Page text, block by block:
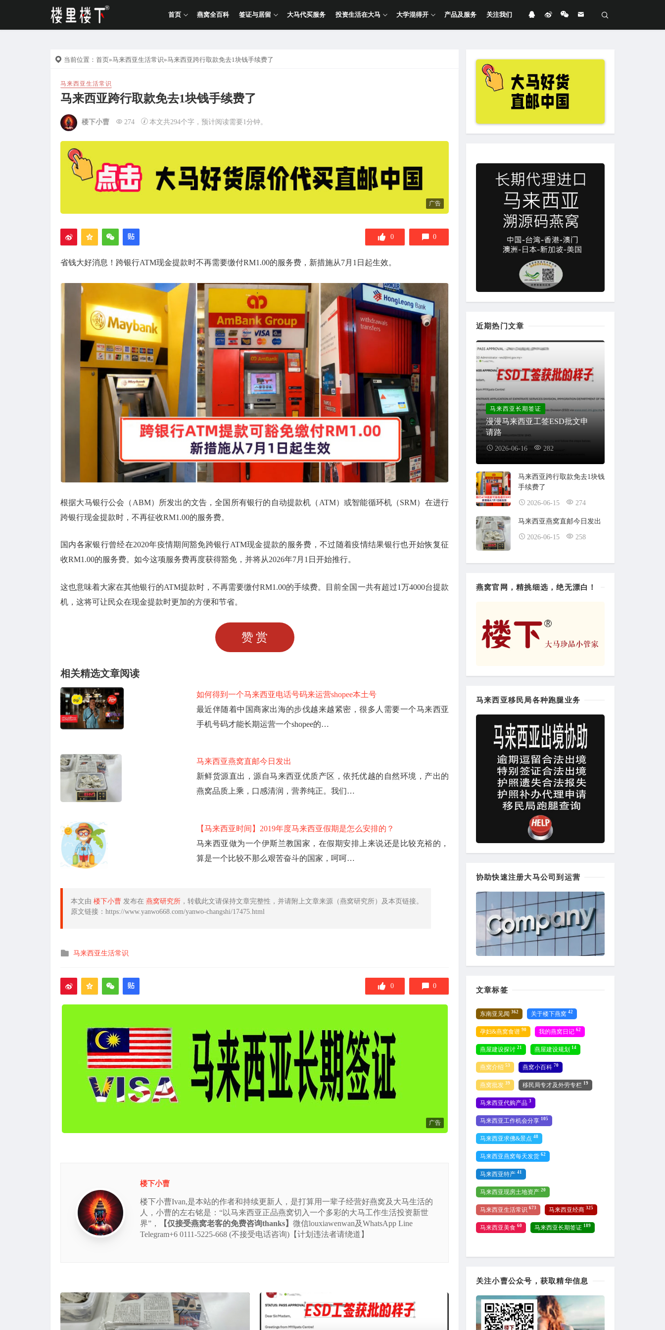
首页 燕窝全百科 签证与居留 大马代买服务 投资生活在大马 大学混得开 产品及服务 关注我们
当前位置： 首页»马来西亚生活常识»马来西亚跨行取款免去1块钱手续费了
马来西亚生活常识
马来西亚跨行取款免去1块钱手续费了
楼下小曹 274 本文共294个字，预计阅读需要1分钟。
广告
0 0
省钱大好消息！跨银行ATM现金提款时不再需要缴付RM1.00的服务费，新措施从7月1日起生效。
根据大马银行公会（ABM）所发出的文告，全国所有银行的自动提款机（ATM）或智能循环机（SRM）在进行
跨银行现金提款时，不再征收RM1.00的服务费。
国内各家银行曾经在2020年疫情期间豁免跨银行ATM现金提款的服务费，不过随着疫情结果银行也开始恢复征
收RM1.00的服务费。如今这项服务费再度获得豁免，并将从2026年7月1日开始推行。
这也意味着大家在其他银行的ATM提款时，不再需要缴付RM1.00的手续费。目前全国一共有超过1万4000台提款
机，这将可让民众在现金提款时更加的方便和节省。
赞赏
相关精选文章阅读
如何得到一个马来西亚电话号码来运营shopee本土号
最近伴随着中国商家出海的步伐越来越紧密，很多人需要一个马来西亚
手机号码才能长期运营一个shopee的…
马来西亚燕窝直邮今日发出
新鲜货源直出，源自马来西亚优质产区，依托优越的自然环境，产出的
燕窝品质上乘，口感清润，营养纯正。我们…
【马来西亚时间】2019年度马来西亚假期是怎么安排的？
马来西亚做为一个伊斯兰教国家，在假期安排上来说还是比较充裕的，
算是一个比较不那么艰苦奋斗的国家，呵呵…
本文由 楼下小曹 发布在 燕窝研究所 ，转载此文请保持文章完整性，并请附上文章来源（燕窝研究所）及本页链接。
原文链接：https://www.yanwo668.com/yanwo-changshi/17475.html
发
马来西亚生活常识
0 0
广告
楼下小曹
楼下小曹Ivan,是本站的作者和持续更新人，是打算用一辈子经营好燕窝及大马生活的
人，小曹的左右铭是：“以马来西亚正品燕窝切入一个多彩的大马工作生活投资新世
界”，
【仅接受燕窝老客的免费咨询thanks】 微信louxiawenwan及WhatsApp Line
Telegram+6 0111-5225-668 (不接受电话咨询)【计划违法者请绕道】
近期热门文章
马来西亚长期签证
漫漫马来西亚工签ESD批文申
请路
2026-06-16 282
马来西亚跨行取款免去1块钱
手续费了
2026-06-15 274
马来西亚燕窝直邮今日发出
2026-06-15 258
燕窝官网，精挑细选，绝无漂白！
马来西亚移民局各种跑腿业务
协助快速注册大马公司到运营
文章标签
东南亚见闻 362 关于楼下燕窝 42
孕妇&燕窝食谱 90 我的燕窝日记 62
燕屋建设探讨 21 燕屋建设规划 14
燕窝介绍 53 燕窝小百科 70
燕窝批发 39 移民局专才及外劳专栏 19
马来西亚代购产品 3
马来西亚工作机会分享 105
马来西亚求佛&景点 48
马来西亚燕窝每天发货 62
马来西亚特产 41
马来西亚现房土地资产 20
马来西亚生活常识 673 马来西亚经商 325
马来西亚美食 60 马来西亚长期签证 189
关注小曹公众号，获取精华信息